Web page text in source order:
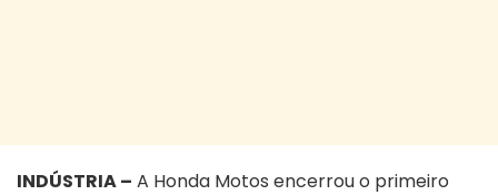
INDÚSTRIA – A Honda Motos encerrou o primeiro